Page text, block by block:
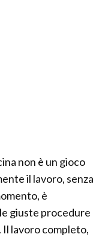
non è un gioco
il lavoro, senza
è
giuste procedure
lavoro completo,